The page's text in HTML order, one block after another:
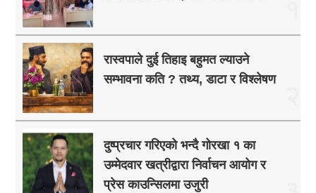
रास्वपाले दुई तिहाइ बहुमत ल्याउने
सम्भावना कति ? तथ्य, डाटा र विश्लेषण
दुष्प्रचार गरिएको भन्दै गोरखा १ का
उम्मेदवार खत्रीद्वारा निर्वाचन आयोग र
प्रेस काउन्सिलमा उजुरी